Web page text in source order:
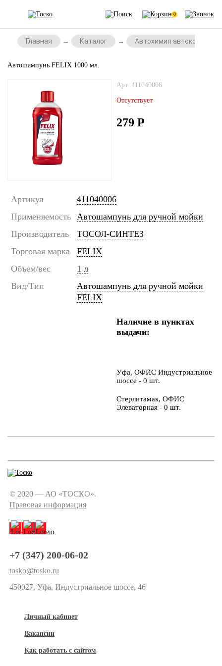
0
Главная Каталог Автохимия
Автошампунь FELIX 1000 мл.
Арт. 411040006
Отсутствует
279 Р
Артикул
411040006
Применяемость
Автошампунь для ручной мойки
Производитель
ТОСОЛ-СИНТЕЗ
Торговая марка
FELIX
Объем/вес
1 л
Вид/Тип
Автошампунь для ручной мойки
FELIX
Наличие в пунктах
выдачи:
Уфа, ОФИС Индустриальное
шоссе - 0 шт.
Стерлитамак, ОФИС
Элеваторная - 0 шт.
© 2020 — АО «ТОСКО».
Правовая информация
+7 (347) 200-06-02
tosko@tosko.ru
450027, Уфа, Индустриальное шоссе, 46
Личный кабинет
Вакансии
Как работать с сайтом